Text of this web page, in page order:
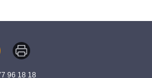
96 18 18